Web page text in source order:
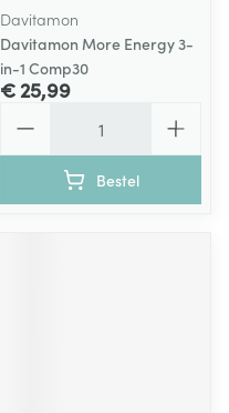
Davitamon
Davitamon More Energy 3-
in-1 Comp30
€ 25,99
Bestel